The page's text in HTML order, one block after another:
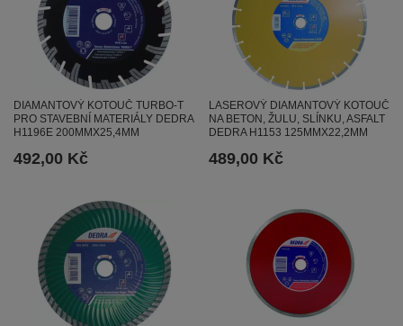
DIAMANTOVÝ KOTOUČ TURBO-T
PRO STAVEBNÍ MATERIÁLY DEDRA
H1196E 200MMX25,4MM
492,00 Kč
LASEROVÝ DIAMANTOVÝ KOTOUČ
NA BETON, ŽULU, SLÍNKU, ASFALT
DEDRA H1153 125MMX22,2MM
489,00 Kč